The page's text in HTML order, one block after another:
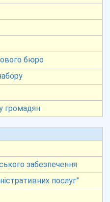
бюро
громадян
забезпечення
послуг”